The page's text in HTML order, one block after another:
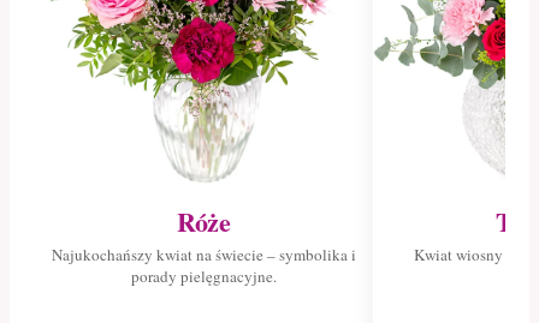
Róże
Najukochańszy kwiat na świecie – symbolika i
porady pielęgnacyjne.
Kwiat wiosny –